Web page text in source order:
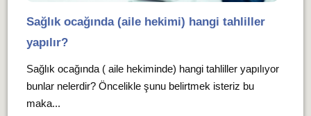
Sağlık ocağında (aile hekimi) hangi tahliller
yapılır?
Sağlık ocağında ( aile hekiminde) hangi tahliller yapılıyor
bunlar nelerdir? Öncelikle şunu belirtmek isteriz bu
maka...